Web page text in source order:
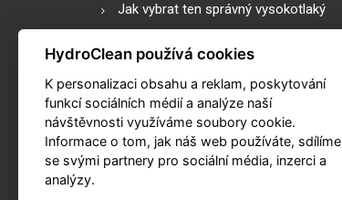
Jak vybrat ten správný vysokotlaký
Podlahové mycí stroje s válcovým
nebo diskovým kartáčem?
Slovník pojmů
Praktické kalkulačky
HydroClean používá cookies
K personalizaci obsahu a reklam, poskytování
funkcí sociálních médií a analýze naší
návštěvnosti využíváme soubory cookie.
Informace o tom, jak náš web používáte, sdílíme
se svými partnery pro sociální média, inzerci a
analýzy.